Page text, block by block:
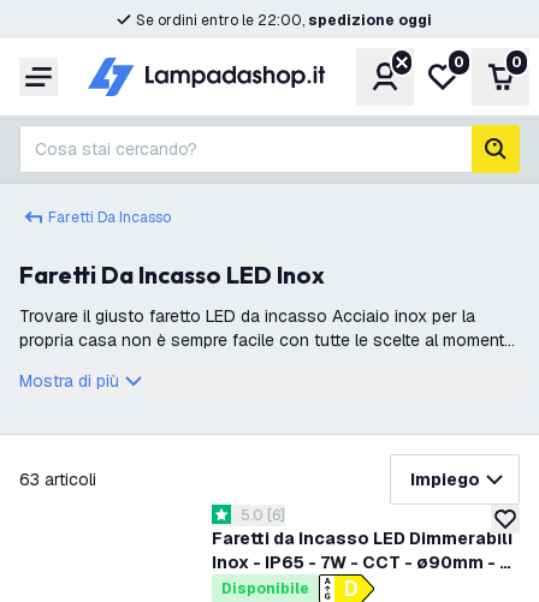
Se ordini entro le 22:00, spedizione oggi
Menu Account
Lista
0 0
Cosa stai cercando?
Faretti Da Incasso
Faretti Da Incasso LED Inox
Trovare il giusto faretto LED da incasso Acciaio inox per la
propria casa non è sempre facile con tutte le scelte al momento
faretti
Mostra di più
63 articoli Impiego
Faretti da Incasso LED Dimmerabili
Inox - IP65 - 7W - CCT - ø90mm - 5
anni di garanzia - Adatto per il
apri il cassetto delle recensioni
5 stelle di valutazione
5.0 [6]
Disponibile
filtra